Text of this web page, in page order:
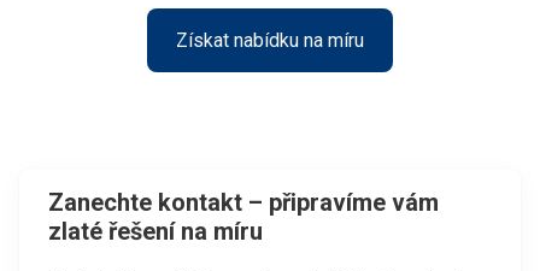
Získat nabídku na míru
Zanechte kontakt – připravíme vám
zlaté řešení na míru